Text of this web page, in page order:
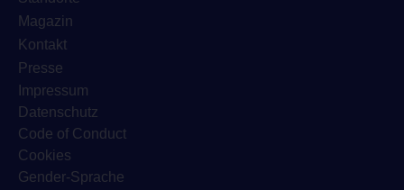
Magazin
Kontakt
Presse
Impressum
Datenschutz
Code of Conduct
Cookies
Gender-Sprache